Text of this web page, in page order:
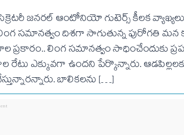
జనరల్ ఆంటోనియో గుటెర్స్ కీలక
సమానత్వం దిశగా సాగుతున్న పురోగతి మన
ప్రకారం.. లింగ సమానత్వం సాధించేందుకు
ఎక్కువగా ఉందని పేర్కొన్నారు.
బాలికలను […]